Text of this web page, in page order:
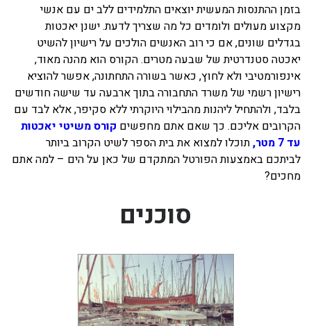
בזמן ההתנסות המעשית יוצאים התלמידים ללב ים עם אנשי
מקצוע מעולים ולומדים כל מה שצריך לדעת. ישנן יאכטות
בגדלים שונים, אם כי רוב האנשים הולכים על רישיון להשיט
יאכטה סטנדרטית של שבעה מטרים. הקורס הוא מהנה מאוד,
אינפורמטיבי ולא לחוץ, כאשר בשורה התחתונה, אפשר להוציא
רישיון רשמי של משרד התחבורה בתוך ארבעה עד שישה חודשים
בלבד, ולהתחיל ליהנות מהבילוי היוקרתי ללא סקיפר, אלא לבד עם
הקרובים אליכם. כך שאם אתם מחפשים קורס משיטי יאכטות
עד 7 מטר,
תוכלו למצוא את בית הספר לשיט הקרוב ביותר
לביתכם באמצעות הפורטל המתקדם של כאן על הים – למה אתם
מחכים?
סוכנים